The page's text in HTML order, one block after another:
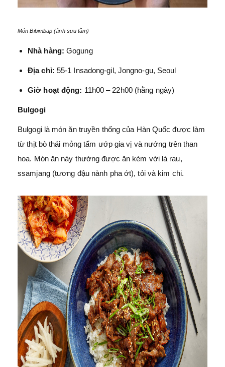
Món Bibimbap (ảnh sưu tầm)
Nhà hàng: Gogung
Địa chỉ: 55-1 Insadong-gil, Jongno-gu, Seoul
Giờ hoạt động: 11h00 – 22h00 (hằng ngày)
Bulgogi
Bulgogi là món ăn truyền thống của Hàn Quốc được làm
từ thịt bò thái mỏng tẩm ướp gia vị và nướng trên than
hoa. Món ăn này thường được ăn kèm với lá rau,
ssamjang (tương đậu nành pha ớt), tỏi và kim chi.